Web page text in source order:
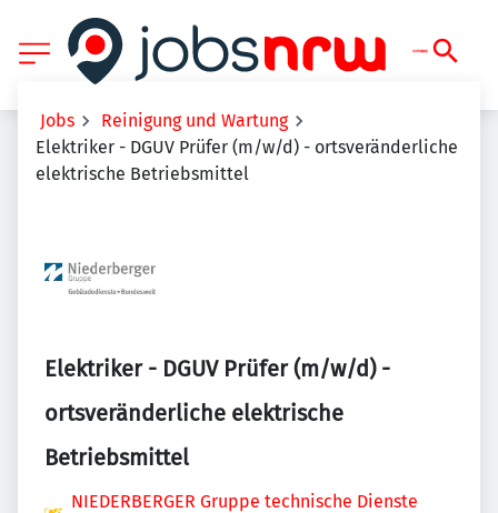
Jobs
Reinigung und Wartung
Elektriker - DGUV Prüfer (m/w/d) - ortsveränderliche
elektrische Betriebsmittel
Elektriker - DGUV Prüfer (m/w/d) -
ortsveränderliche elektrische
Betriebsmittel
NIEDERBERGER Gruppe technische Dienste